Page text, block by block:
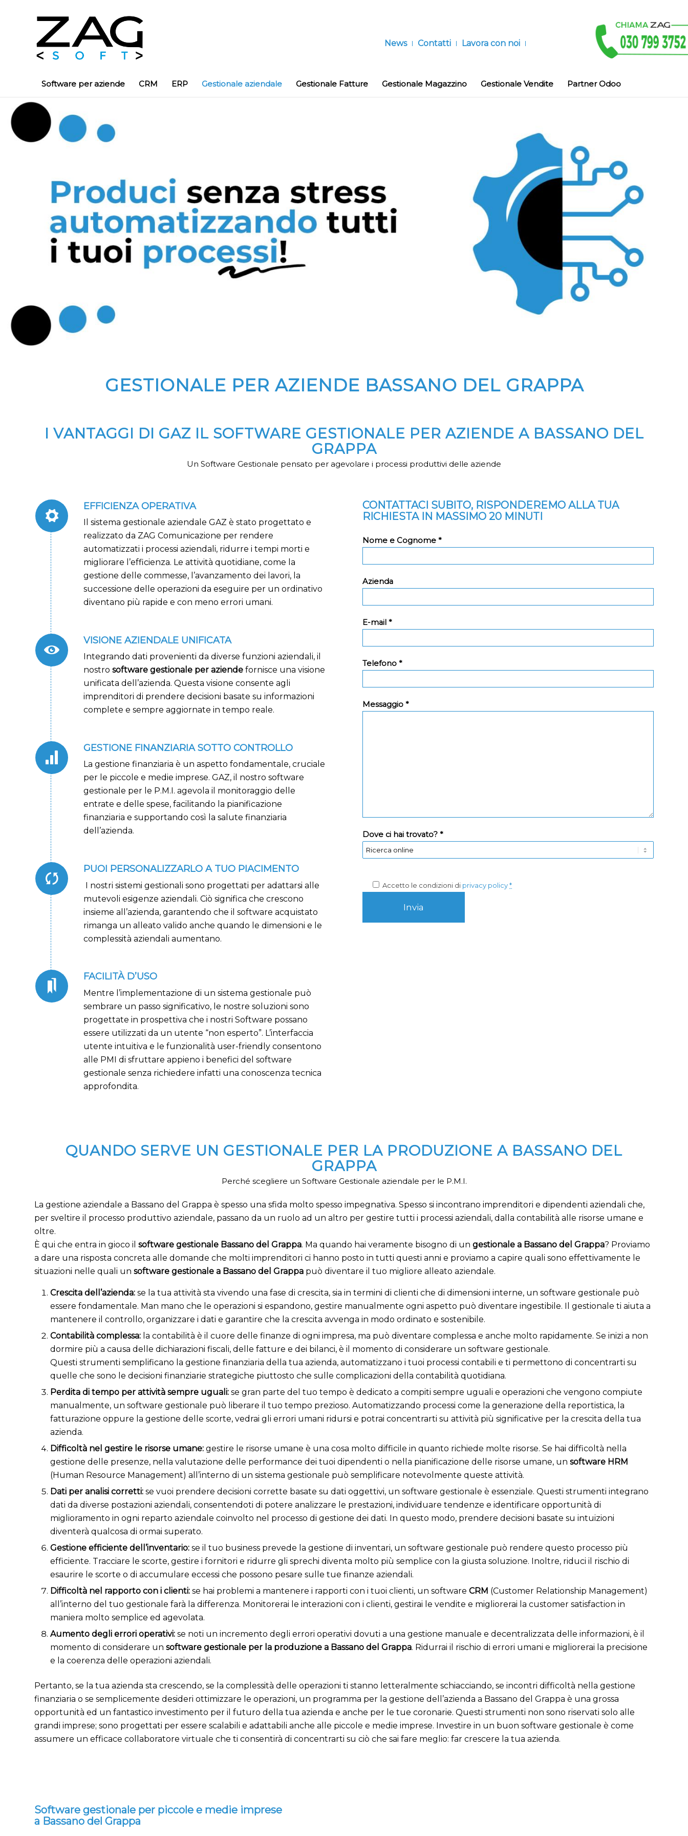
News Contatti Lavora con noi
Software per aziende CRM ERP Gestionale aziendale Gestionale Fatture Gestionale Magazzino Gestionale Vendite Partner Odoo
GESTIONALE PER AZIENDE BASSANO DEL GRAPPA
I VANTAGGI DI GAZ IL SOFTWARE GESTIONALE PER AZIENDE A BASSANO DEL
GRAPPA
Un Software Gestionale pensato per agevolare i processi produttivi delle aziende
EFFICIENZA OPERATIVA
Il sistema gestionale aziendale GAZ è stato progettato e
realizzato da ZAG Comunicazione per rendere
automatizzati i processi aziendali, ridurre i tempi morti e
migliorare l’efficienza. Le attività quotidiane, come la
gestione delle commesse, l’avanzamento dei lavori, la
successione delle operazioni da eseguire per un ordinativo
diventano più rapide e con meno errori umani.
VISIONE AZIENDALE UNIFICATA
Integrando dati provenienti da diverse funzioni aziendali, il
nostro software gestionale per aziende fornisce una visione
unificata dell’azienda. Questa visione consente agli
imprenditori di prendere decisioni basate su informazioni
complete e sempre aggiornate in tempo reale.
GESTIONE FINANZIARIA SOTTO CONTROLLO
La gestione finanziaria è un aspetto fondamentale, cruciale
per le piccole e medie imprese. GAZ, il nostro software
gestionale per le P.M.I. agevola il monitoraggio delle
entrate e delle spese, facilitando la pianificazione
finanziaria e supportando così la salute finanziaria
dell’azienda.
PUOI PERSONALIZZARLO A TUO PIACIMENTO
I nostri sistemi gestionali sono progettati per adattarsi alle
mutevoli esigenze aziendali. Ciò significa che crescono
insieme all’azienda, garantendo che il software acquistato
rimanga un alleato valido anche quando le dimensioni e le
complessità aziendali aumentano.
FACILITÀ D’USO
Mentre l’implementazione di un sistema gestionale può
sembrare un passo significativo, le nostre soluzioni sono
progettate in prospettiva che i nostri Software possano
essere utilizzati da un utente “non esperto”. L’interfaccia
utente intuitiva e le funzionalità user-friendly consentono
alle PMI di sfruttare appieno i benefici del software
gestionale senza richiedere infatti una conoscenza tecnica
approfondita.
CONTATTACI SUBITO, RISPONDEREMO ALLA TUA
RICHIESTA IN MASSIMO 20 MINUTI
Nome e Cognome *
Azienda
E-mail *
Telefono *
Messaggio *
Dove ci hai trovato? *
Accetto le condizioni di privacy policy *
QUANDO SERVE UN GESTIONALE PER LA PRODUZIONE A BASSANO DEL
GRAPPA
Perché scegliere un Software Gestionale aziendale per le P.M.I.
La gestione aziendale a Bassano del Grappa è spesso una sfida molto spesso impegnativa. Spesso si incontrano imprenditori e dipendenti aziendali che,
per sveltire il processo produttivo aziendale, passano da un ruolo ad un altro per gestire tutti i processi aziendali, dalla contabilità alle risorse umane e
oltre.
È qui che entra in gioco il software gestionale Bassano del Grappa. Ma quando hai veramente bisogno di un gestionale a Bassano del Grappa? Proviamo
a dare una risposta concreta alle domande che molti imprenditori ci hanno posto in tutti questi anni e proviamo a capire quali sono effettivamente le
situazioni nelle quali un software gestionale a Bassano del Grappa può diventare il tuo migliore alleato aziendale.
Crescita dell’azienda: se la tua attività sta vivendo una fase di crescita, sia in termini di clienti che di dimensioni interne, un software gestionale può
essere fondamentale. Man mano che le operazioni si espandono, gestire manualmente ogni aspetto può diventare ingestibile. Il gestionale ti aiuta a
mantenere il controllo, organizzare i dati e garantire che la crescita avvenga in modo ordinato e sostenibile.
Contabilità complessa: a contabilità è il cuore delle finanze di ogni impresa, ma può diventare complessa e anche molto rapidamente. Se inizi a non
dormire più a causa delle dichiarazioni fiscali, delle fatture e dei bilanci, è il momento di considerare un software gestionale.
Questi strumenti semplificano la gestione finanziaria della tua azienda, automatizzano i tuoi processi contabili e ti permettono di concentrarti su
quelle che sono le decisioni finanziarie strategiche piuttosto che sulle complicazioni della contabilità quotidiana.
Perdita di tempo per attività sempre uguali: se gran parte del tuo tempo è dedicato a compiti sempre uguali e operazioni che vengono compiute
manualmente, un software gestionale può liberare il tuo tempo prezioso. Automatizzando processi come la generazione della reportistica, la
fatturazione oppure la gestione delle scorte, vedrai gli errori umani ridursi e potrai concentrarti su attività più significative per la crescita della tua
azienda.
Difficoltà nel gestire le risorse umane: gestire le risorse umane è una cosa molto difficile in quanto richiede molte risorse. Se hai difficoltà nella
gestione delle presenze, nella valutazione delle performance dei tuoi dipendenti o nella pianificazione delle risorse umane, un software HRM
(Human Resource Management) all’interno di un sistema gestionale può semplificare notevolmente queste attività.
Dati per analisi corretti: se vuoi prendere decisioni corrette basate su dati oggettivi, un software gestionale è essenziale. Questi strumenti integrano
dati da diverse postazioni aziendali, consentendoti di potere analizzare le prestazioni, individuare tendenze e identificare opportunità di
miglioramento in ogni reparto aziendale coinvolto nel processo di gestione dei dati. In questo modo, prendere decisioni basate su intuizioni
diventerà qualcosa di ormai superato.
Gestione efficiente dell’inventario: se il tuo business prevede la gestione di inventari, un software gestionale può rendere questo processo più
efficiente. Tracciare le scorte, gestire i fornitori e ridurre gli sprechi diventa molto più semplice con la giusta soluzione. Inoltre, riduci il rischio di
esaurire le scorte o di accumulare eccessi che possono pesare sulle tue finanze aziendali.
Difficoltà nel rapporto con i clienti: se hai problemi a mantenere i rapporti con i tuoi clienti, un software CRM (Customer Relationship Management)
all’interno del tuo gestionale farà la differenza. Monitorerai le interazioni con i clienti, gestirai le vendite e migliorerai la customer satisfaction in
maniera molto semplice ed agevolata.
Aumento degli errori operativi: se noti un incremento degli errori operativi dovuti a una gestione manuale e decentralizzata delle informazioni, è il
momento di considerare un software gestionale per la produzione a Bassano del Grappa. Ridurrai il rischio di errori umani e migliorerai la precisione
e la coerenza delle operazioni aziendali.
Pertanto, se la tua azienda sta crescendo, se la complessità delle operazioni ti stanno letteralmente schiacciando, se incontri difficoltà nella gestione
finanziaria o se semplicemente desideri ottimizzare le operazioni, un programma per la gestione dell’azienda a Bassano del Grappa è una grossa
opportunità ed un fantastico investimento per il futuro della tua azienda e anche per le tue coronarie. Questi strumenti non sono riservati solo alle
grandi imprese; sono progettati per essere scalabili e adattabili anche alle piccole e medie imprese. Investire in un buon software gestionale è come
assumere un efficace collaboratore virtuale che ti consentirà di concentrarti su ciò che sai fare meglio: far crescere la tua azienda.
Software gestionale per piccole e medie imprese
a Bassano del Grappa